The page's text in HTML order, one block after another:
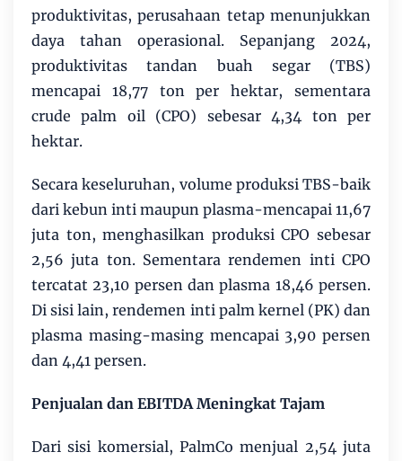
produktivitas, perusahaan tetap menunjukkan
daya tahan operasional. Sepanjang 2024,
produktivitas tandan buah segar (TBS)
mencapai 18,77 ton per hektar, sementara
crude palm oil (CPO) sebesar 4,34 ton per
hektar.
Secara keseluruhan, volume produksi TBS-baik
dari kebun inti maupun plasma-mencapai 11,67
juta ton, menghasilkan produksi CPO sebesar
2,56 juta ton. Sementara rendemen inti CPO
tercatat 23,10 persen dan plasma 18,46 persen.
Di sisi lain, rendemen inti palm kernel (PK) dan
plasma masing-masing mencapai 3,90 persen
dan 4,41 persen.
Penjualan dan EBITDA Meningkat Tajam
Dari sisi komersial, PalmCo menjual 2,54 juta